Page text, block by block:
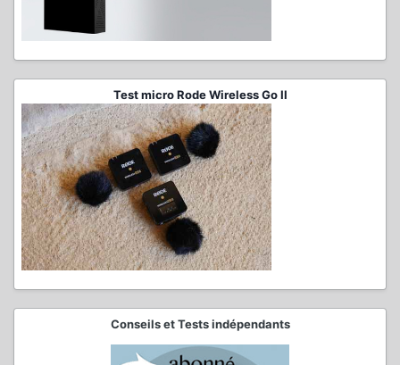
Test micro Rode Wireless Go II
Conseils et Tests indépendants